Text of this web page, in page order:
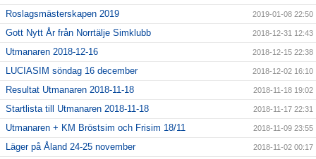
Roslagsmästerskapen 2019 2019-01-08 22:50
Gott Nytt År från Norrtälje Simklubb 2018-12-31 12:43
Utmanaren 2018-12-16 2018-12-15 22:38
LUCIASIM söndag 16 december 2018-12-02 16:10
Resultat Utmanaren 2018-11-18 2018-11-18 19:02
Startlista till Utmanaren 2018-11-18 2018-11-17 22:31
Utmanaren + KM Bröstsim och Frisim 18/11 2018-11-09 23:55
Läger på Åland 24-25 november 2018-11-02 00:17